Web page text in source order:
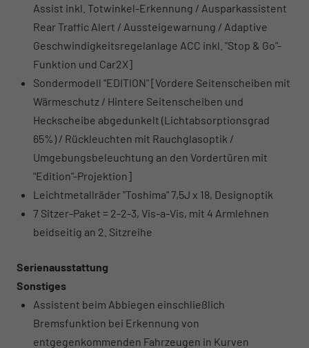
Assist inkl. Totwinkel-Erkennung / Ausparkassistent
Rear Traffic Alert / Aussteigewarnung / Adaptive
Geschwindigkeitsregelanlage ACC inkl. "Stop & Go"-
Funktion und Car2X]
Sondermodell "EDITION" [Vordere Seitenscheiben mit
Wärmeschutz / Hintere Seitenscheiben und
Heckscheibe abgedunkelt (Lichtabsorptionsgrad
65%) / Rückleuchten mit Rauchglasoptik /
Umgebungsbeleuchtung an den Vordertüren mit
"Edition"-Projektion]
Leichtmetallräder "Toshima" 7,5J x 18, Designoptik
7 Sitzer-Paket = 2-2-3, Vis-a-Vis, mit 4 Armlehnen
beidseitig an 2. Sitzreihe
Serienausstattung
Sonstiges
Assistent beim Abbiegen einschließlich
Bremsfunktion bei Erkennung von
entgegenkommenden Fahrzeugen in Kurven